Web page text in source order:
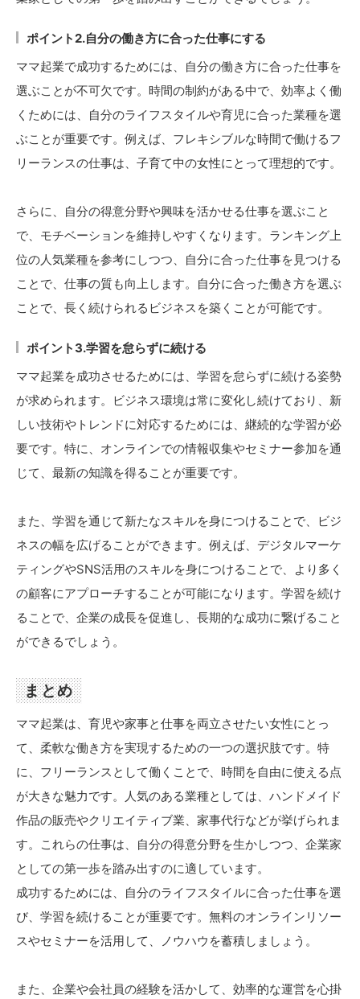
ポイント2.自分の働き方に合った仕事にする
ママ起業で成功するためには、自分の働き方に合った仕事を
選ぶことが不可欠です。時間の制約がある中で、効率よく働
くためには、自分のライフスタイルや育児に合った業種を選
ぶことが重要です。例えば、フレキシブルな時間で働けるフ
リーランスの仕事は、子育て中の女性にとって理想的です。
さらに、自分の得意分野や興味を活かせる仕事を選ぶこと
で、モチベーションを維持しやすくなります。ランキング上
位の人気業種を参考にしつつ、自分に合った仕事を見つける
ことで、仕事の質も向上します。自分に合った働き方を選ぶ
ことで、長く続けられるビジネスを築くことが可能です。
ポイント3.学習を怠らずに続ける
ママ起業を成功させるためには、学習を怠らずに続ける姿勢
が求められます。ビジネス環境は常に変化し続けており、新
しい技術やトレンドに対応するためには、継続的な学習が必
要です。特に、オンラインでの情報収集やセミナー参加を通
じて、最新の知識を得ることが重要です。
また、学習を通じて新たなスキルを身につけることで、ビジ
ネスの幅を広げることができます。例えば、デジタルマーケ
ティングやSNS活用のスキルを身につけることで、より多く
の顧客にアプローチすることが可能になります。学習を続け
ることで、企業の成長を促進し、長期的な成功に繋げること
ができるでしょう。
まとめ
ママ起業は、育児や家事と仕事を両立させたい女性にとっ
て、柔軟な働き方を実現するための一つの選択肢です。特
に、フリーランスとして働くことで、時間を自由に使える点
が大きな魅力です。人気のある業種としては、ハンドメイド
作品の販売やクリエイティブ業、家事代行などが挙げられま
す。これらの仕事は、自分の得意分野を生かしつつ、企業家
としての第一歩を踏み出すのに適しています。
成功するためには、自分のライフスタイルに合った仕事を選
び、学習を続けることが重要です。無料のオンラインリソー
スやセミナーを活用して、ノウハウを蓄積しましょう。
また、企業や会社員の経験を活かして、効率的な運営を心掛